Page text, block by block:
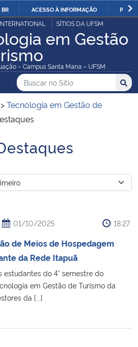
IR
PARA
O
CONTEÚDO
ACESSO À INFORMAÇÃO
Pública
e Abastecimento
SÍTIOS DA UFSM
em Gestão
– Campus Santa Maria – UFSM
do Sítio
Busca
Buscar no no Sítio
Busca:
>Tecnologia em Gestão de
01/10/2025 18:27
de Meios de Hospedagem
da Rede Itapuã
estudantes do 4° semestre do
em Gestão de Turismo da
da [...]